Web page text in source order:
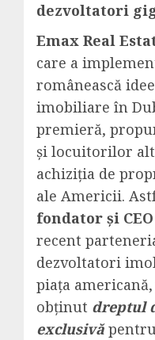
dezvoltatori
Emax Real
care a
românească
imobiliare în
premieră,
și locuitorilor
achiziția de
ale Americii.
fondator și CEO
recent
dezvoltatori
piața
obținut dreptul
exclusivă